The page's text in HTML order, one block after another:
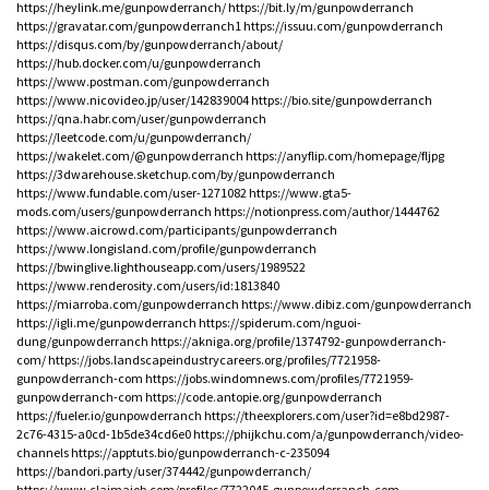
https://heylink.me/gunpowderranch/https://bit.ly/m/gunpowderranch
https://gravatar.com/gunpowderranch1https://issuu.com/gunpowderranch
https://disqus.com/by/gunpowderranch/about/
https://hub.docker.com/u/gunpowderranch
https://www.postman.com/gunpowderranch
https://www.nicovideo.jp/user/142839004https://bio.site/gunpowderranch
https://qna.habr.com/user/gunpowderranch
https://leetcode.com/u/gunpowderranch/
https://wakelet.com/@gunpowderranch https://anyflip.com/homepage/fljpg
https://3dwarehouse.sketchup.com/by/gunpowderranch
https://www.fundable.com/user-1271082https://www.gta5-
mods.com/users/gunpowderranch https://notionpress.com/author/1444762
https://www.aicrowd.com/participants/gunpowderranch
https://www.longisland.com/profile/gunpowderranch
https://bwinglive.lighthouseapp.com/users/1989522
https://www.renderosity.com/users/id:1813840
https://miarroba.com/gunpowderranch https://www.dibiz.com/gunpowderranch
https://igli.me/gunpowderranch https://spiderum.com/nguoi-
dung/gunpowderranch https://akniga.org/profile/1374792-gunpowderranch-
com/https://jobs.landscapeindustrycareers.org/profiles/7721958-
gunpowderranch-com https://jobs.windomnews.com/profiles/7721959-
gunpowderranch-com https://code.antopie.org/gunpowderranch
https://fueler.io/gunpowderranch https://theexplorers.com/user?id=e8bd2987-
2c76-4315-a0cd-1b5de34cd6e0https://phijkchu.com/a/gunpowderranch/video-
channelshttps://apptuts.bio/gunpowderranch-c-235094
https://bandori.party/user/374442/gunpowderranch/